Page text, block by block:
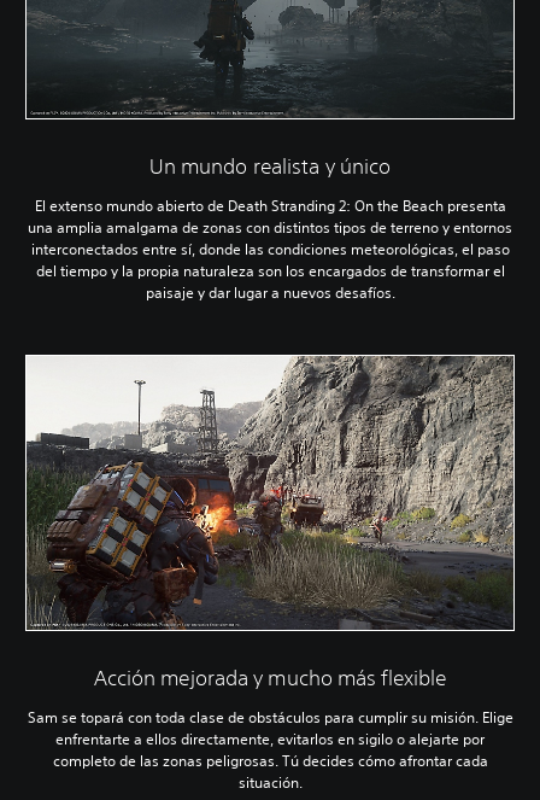
Un mundo realista y único
El extenso mundo abierto de Death Stranding 2: On the Beach presenta
una amplia amalgama de zonas con distintos tipos de terreno y entornos
interconectados entre sí, donde las condiciones meteorológicas, el paso
del tiempo y la propia naturaleza son los encargados de transformar el
paisaje y dar lugar a nuevos desafíos.
Acción mejorada y mucho más flexible
Sam se topará con toda clase de obstáculos para cumplir su misión. Elige
enfrentarte a ellos directamente, evitarlos en sigilo o alejarte por
completo de las zonas peligrosas. Tú decides cómo afrontar cada
situación.